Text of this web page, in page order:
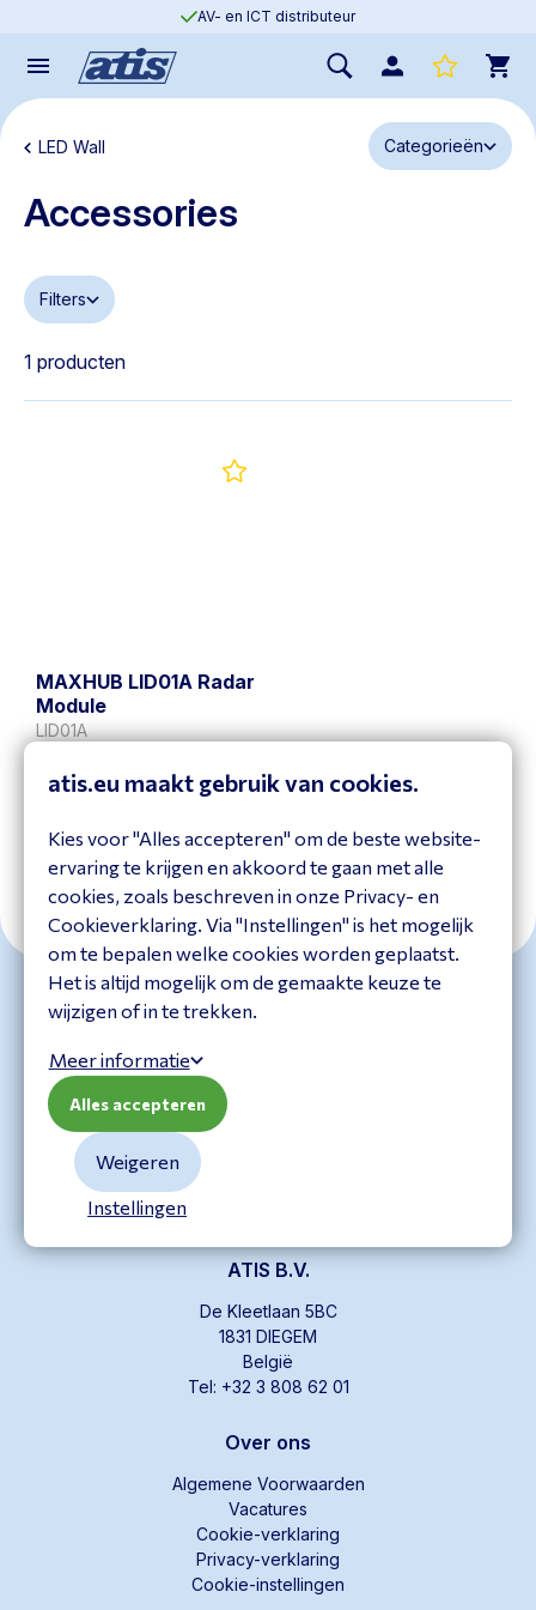
AV- en ICT distributeur
LED Wall Categorieën
Accessories
Filters
1 producten
MAXHUB LID01A Radar
Module
LID01A
Hoofdkantoor
1171 PL Badhoevedorp
ATIS B.V.
De Kleetlaan 5BC
1831 DIEGEM
België
Tel: +32 3 808 62 01
Over ons
Algemene Voorwaarden
Vacatures
Cookie-verklaring
Privacy-verklaring
Cookie-instellingen
atis.eu maakt gebruik van cookies.
Kies voor "Alles accepteren" om de beste website-
ervaring te krijgen en akkoord te gaan met alle
cookies, zoals beschreven in onze Privacy- en
Cookieverklaring. Via "Instellingen" is het mogelijk
om te bepalen welke cookies worden geplaatst.
Het is altijd mogelijk om de gemaakte keuze te
wijzigen of in te trekken.
Meer informatie
Instellingen
Weigeren
Alles accepteren